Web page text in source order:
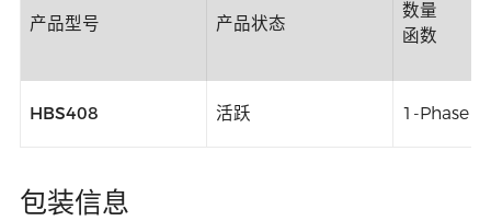
产品型号 产品状态
数量
函数
HBS408 活跃 1-Phase
包装信息